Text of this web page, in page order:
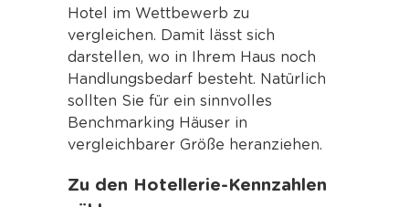
Hotel im Wettbewerb zu
vergleichen. Damit lässt sich
darstellen, wo in Ihrem Haus noch
Handlungsbedarf besteht. Natürlich
sollten Sie für ein sinnvolles
Benchmarking Häuser in
vergleichbarer Größe heranziehen.
Zu den Hotellerie-Kennzahlen